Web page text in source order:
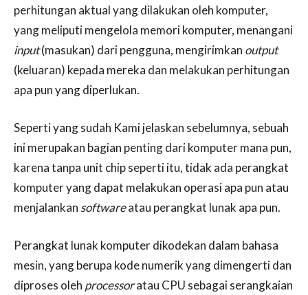
perhitungan aktual yang dilakukan oleh komputer,
yang meliputi mengelola memori komputer, menangani
input(masukan) dari pengguna, mengirimkan output
(keluaran) kepada mereka dan melakukan perhitungan
apa pun yang diperlukan.
Seperti yang sudah Kami jelaskan sebelumnya, sebuah
ini merupakan bagian penting dari komputer mana pun,
karena tanpa unit chip seperti itu, tidak ada perangkat
komputer yang dapat melakukan operasi apa pun atau
menjalankan softwareatau perangkat lunak apa pun.
Perangkat lunak komputer dikodekan dalam bahasa
mesin, yang berupa kode numerik yang dimengerti dan
diproses oleh processoratau CPU sebagai serangkaian